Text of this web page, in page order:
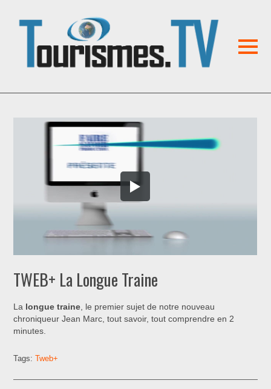
TWEB+ La Longue Traine
La longue traine , le premier sujet de notre nouveau
chroniqueur Jean Marc, tout savoir, tout comprendre en 2
minutes.
Tags:Tweb+